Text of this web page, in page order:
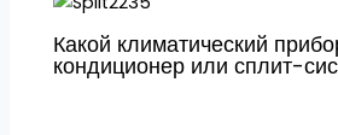
Какой климатический
кондиционер или сплит-